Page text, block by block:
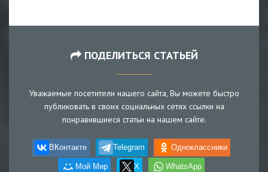
ПОДЕЛИТЬСЯ СТАТЬЕЙ
Уважаемые посетители нашего сайта, Вы можете быстро
публиковать в своих социальных сетях ссылки на
понравившиеся статьи на нашем сайте.
ВКонтакте Telegram Одноклассники
Мой Мир X WhatsApp